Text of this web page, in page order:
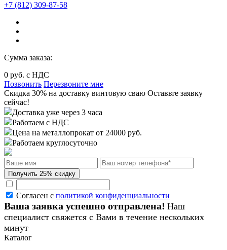
+7 (812) 309-87-58
Сумма заказа:
0 руб. с НДС
Позвонить Перезвоните мне
Cкидка 30% на доставку винтовую сваю Оставьте заявку
сейчас!
Доставка уже через 3 часа
Работаем с НДС
Цена на металлопрокат от 24000 руб.
Работаем круглосуточно
Согласен с политикой конфиденциальности
Ваша заявка успешно отправлена! Наш
специалист свяжется с Вами в течение нескольких
минут
Каталог